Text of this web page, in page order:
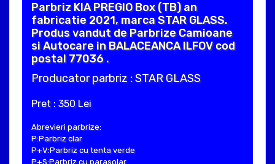
Parbriz KIA PREGIO Box (TB) an
fabricatie 2021, marca STAR GLASS.
Produs vandut de Parbrize Camioane
si Autocare in BALACEANCA ILFOV cod
postal 77036 .
Producator parbriz : STAR GLASS
Pret : 350 Lei
Abrevieri parbrize:
P:Parbriz clar
P+V:Parbriz cu tenta verde
P+S:Parbriz cu parasolar